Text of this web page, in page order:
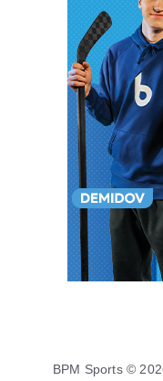
BPM Sports ©